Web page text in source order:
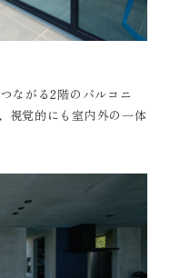
ながる2階のバルコニ
視覚的にも室内外の一体